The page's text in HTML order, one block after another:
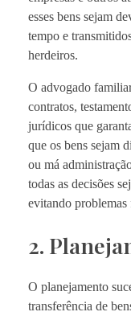
esses bens sejam
tempo e
herdeiros.
O advogado
contratos,
jurídicos que
que os bens sejam
ou má
todas as decisões
evitando problemas
2.
O planejamento
transferência de